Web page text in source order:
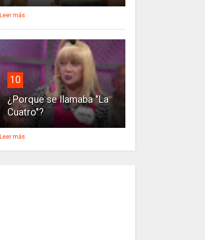
Leer más
10
¿Porque se llamaba "La
Cuatro"?
Leer más